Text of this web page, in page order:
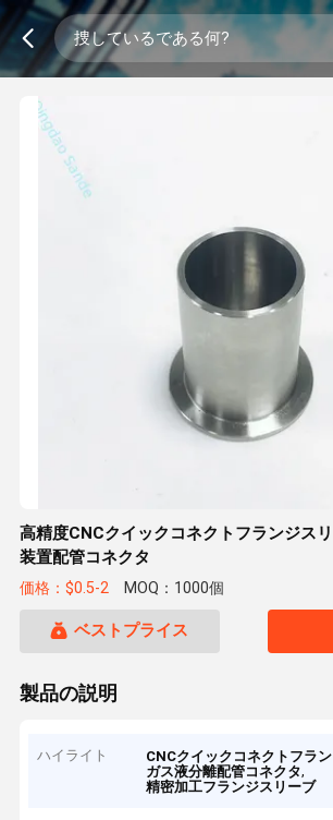
高精度CNCクイックコネクトフランジス
装置配管コネクタ
価格：$0.5-2 MOQ：1000個
ベストプライス
製品の説明
ハイライト CNCクイックコネクトフラ
ガス液分離配管コネクタ,
精密加工フランジスリーブ